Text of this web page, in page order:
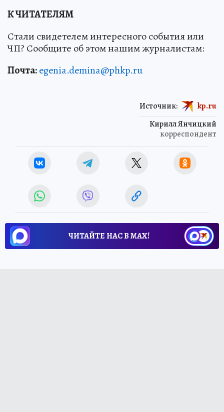
К ЧИТАТЕЛЯМ
Стали свидетелем интересного события или
ЧП? Сообщите об этом нашим журналистам:
Почта:egenia.demina@phkp.ru
Кирилл Янчицкий
корреспондент
Источник: kp.ru
ЧИТАЙТЕ НАС В МАХ!